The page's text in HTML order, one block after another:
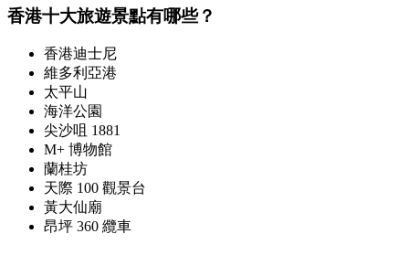
香港十大旅遊景點有哪些？
香港迪士尼
維多利亞港
太平山
海洋公園
尖沙咀 1881
M+ 博物館
蘭桂坊
天際 100 觀景台
黃大仙廟
昂坪 360 纜車